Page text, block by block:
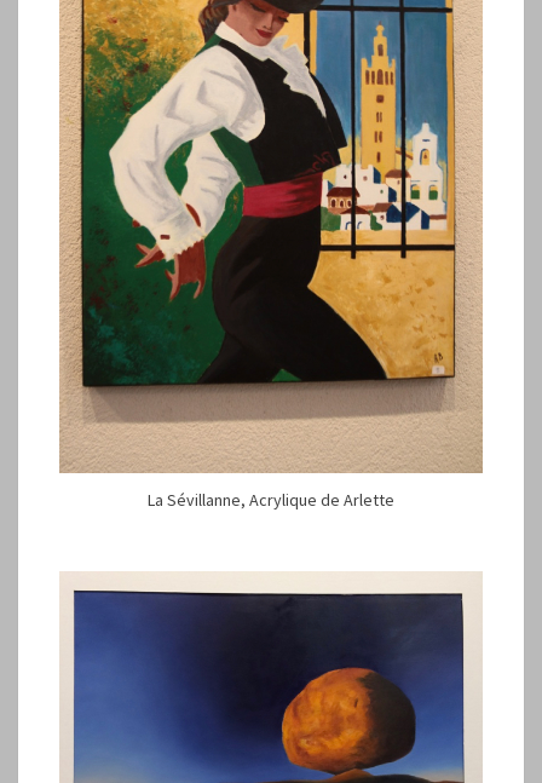
La Sévillanne, Acrylique de Arlette